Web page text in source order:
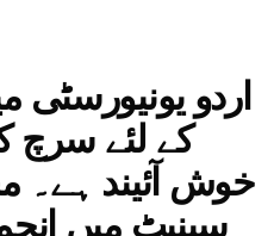
اردو یونیورسٹی
کے لئے سرچ
خوش آئیند ہے۔
سینیٹ میں